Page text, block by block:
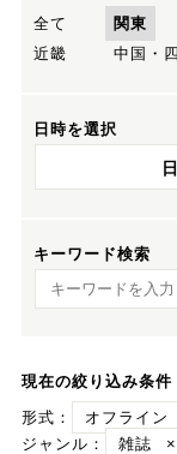
全て
関東
近畿
中国・
日時を選択
キーワード検索
キーワード検索
現在の絞り込み条件
形式：
オフライン
ジャンル：
雑誌
×